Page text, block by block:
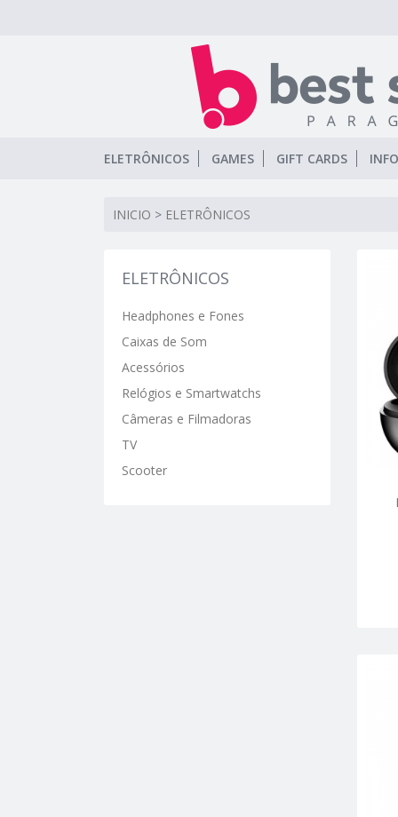
ELETRÔNICOS GAMES GIFT CARDS
INICIO > ELETRÔNICOS
ELETRÔNICOS
Headphones e Fones
Caixas de Som
Acessórios
Relógios e Smartwatchs
Câmeras e Filmadoras
TV
Scooter